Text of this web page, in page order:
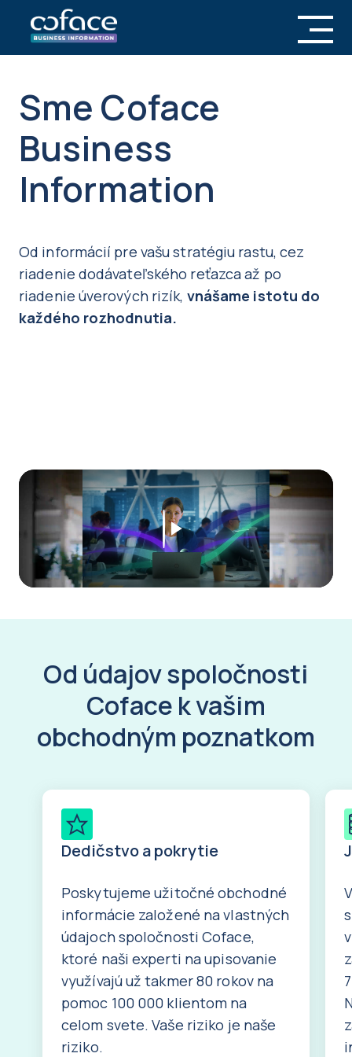
Sme Coface
Business
Information
Od informácií pre vašu stratégiu rastu, cez
riadenie dodávateľského reťazca až po
riadenie úverových rizík, vnášame istotu do
každého rozhodnutia.
Play
Video
Od údajov spoločnosti
Coface k vašim
obchodným poznatkom
Dedičstvo a pokrytie
Poskytujeme užitočné obchodné
informácie založené na vlastných
údajoch spoločnosti Coface,
ktoré naši experti na upisovanie
využívajú už takmer 80 rokov na
pomoc 100 000 klientom na
celom svete. Vaše riziko je naše
riziko.